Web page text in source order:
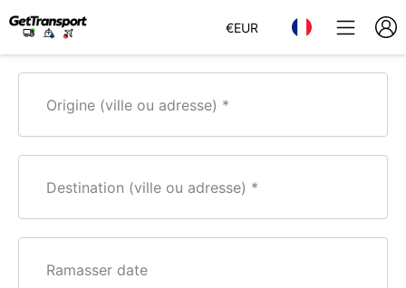
€EUR
Origine (ville ou adresse)
Destination (ville ou adresse)
Ramasser date